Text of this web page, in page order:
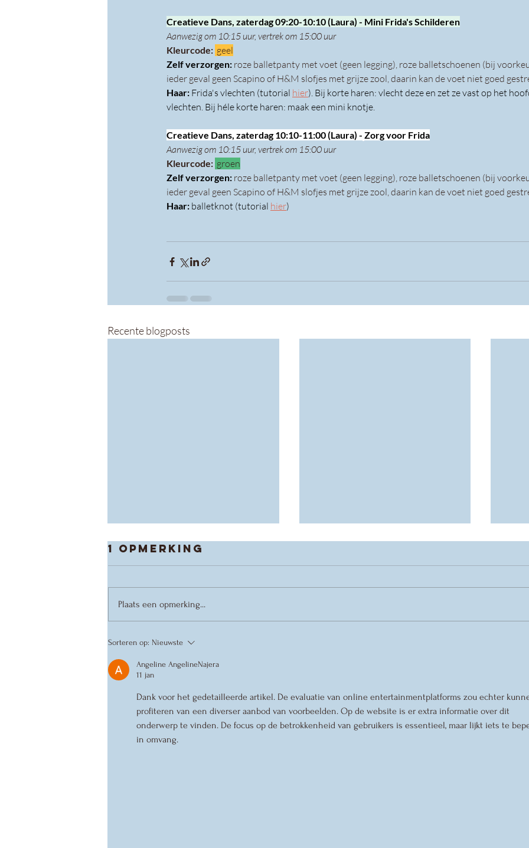
Creatieve Dans, zaterdag 09:20-10:10 (Laura) - Mini Frida's Schilderen
Aanwezig om 10:15 uur, vertrek om 15:00 uur
Kleurcode: geel
Zelf verzorgen: roze balletpanty met voet (geen legging), roze balletschoenen (bij
ieder geval geen Scapino of H&M slofjes met grijze zool, daarin kan de voet niet goed
Haar: Frida's vlechten (tutorial hier). Bij korte haren: vlecht deze en zet ze vast op het
vlechten. Bij héle korte haren: maak een mini knotje.
Creatieve Dans, zaterdag 10:10-11:00 (Laura) - Zorg voor Frida
Aanwezig om 10:15 uur, vertrek om 15:00 uur
Kleurcode: groen
Zelf verzorgen: roze balletpanty met voet (geen legging), roze balletschoenen (bij
ieder geval geen Scapino of H&M slofjes met grijze zool, daarin kan de voet niet goed
Haar: balletknot (tutorial hier)
Recente blogposts
De
Zomerpresentaties
1 opmerking
Plaats een opmerking...
Sorteren op: Nieuwste
Angeline AngelineNajera
11 jan
Dank voor het gedetailleerde artikel. De evaluatie van online entertainmentplatforms zou echter
profiteren van een diverser aanbod van voorbeelden. Op de website is er extra informatie over dit
onderwerp te vinden. De focus op de betrokkenheid van gebruikers is essentieel, maar lijkt iets te
in omvang.